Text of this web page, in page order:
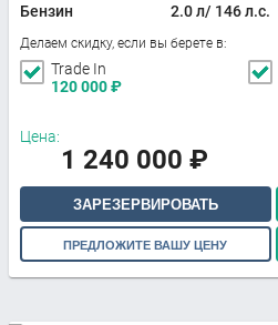
Бензин
2.0 л/ 146 л.с.
Делаем скидку, если вы берете в:
Trade In
120 000₽
Цена:
1 240 000 ₽
ЗАРЕЗЕРВИРОВАТЬ
ПРЕДЛОЖИТЕ ВАШУ ЦЕНУ